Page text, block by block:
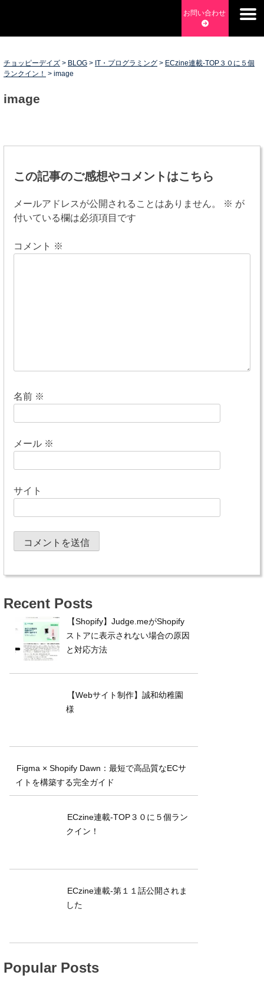
content
ムページ制作・Web開発・アプリ開発・コーチング チョッピ
ーデイズ ChoppyDays
お問い合わせ
チョッピーデイズ > BLOG > IT・プログラミング > ECzine連載-TOP３０に５個
ランクイン！ > image
image
稿
ビ
ゲ
この記事のご感想やコメントはこちら
メールアドレスが公開されることはありません。 ※ が
付いている欄は必須項目です
コメント ※
名前 ※
メール ※
サイト
Recent Posts
【Shopify】Judge.meがShopify
ストアに表示されない場合の原因
と対応方法
【Webサイト制作】誠和幼稚園
様
Figma × Shopify Dawn：最短で高品質なECサ
イトを構築する完全ガイド
ECzine連載-TOP３０に５個ラン
クイン！
ECzine連載-第１１話公開されま
した
Popular Posts